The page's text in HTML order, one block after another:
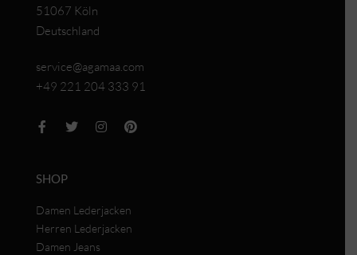
51067 Köln
Deutschland
service@agamaa.com
+49 221 204 333 91
SHOP
Damen Lederjacken
Herren Lederjacken
Damen Jeans